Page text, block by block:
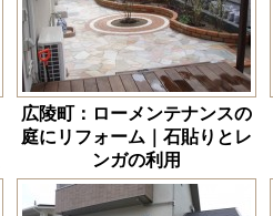
広陵町：ローメンテナンスの
庭にリフォーム｜石貼りとレ
ンガの利用